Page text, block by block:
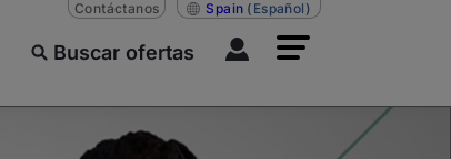
Buscar ofertas
Contáctanos Spain (Español)